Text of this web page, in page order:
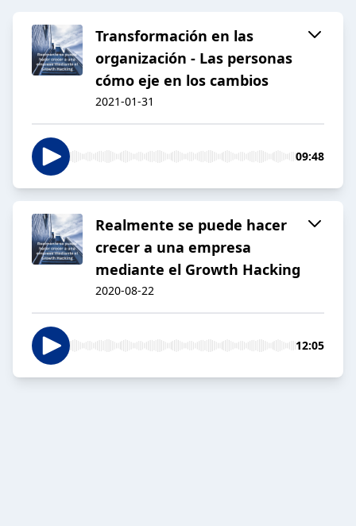
Transformación en las
organización - Las personas
cómo eje en los cambios
2021-01-31
09:48
Realmente se puede hacer
crecer a una empresa
mediante el Growth Hacking
2020-08-22
12:05